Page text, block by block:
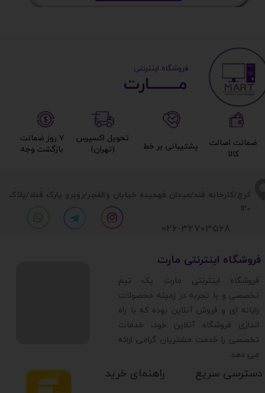
​​کرج/کارخانه قند/میدان فهمیده خیابان والفجر/روبرو پارک قناد/پلاک
120
دسترسی سریع راهنمای خرید
​فروشگاه اینترنتی مارت
​فروشگاه اینترنتی مارت یک تیم
تخصصی و با تجربه در زمینه محصولات
رایانه ای و فروش آنلاین بوده که با راه
اندازی فروشگاه آنلاین خود، خدمات
تخصصی را خدمت مشتریان گرامی ارائه
می دهد.
026-32703568
مــــــــارت​​​​​​
​ ​فروشگاه اینترنتی
۷ روز ضمانت
بازگشت وجه​​​​​​​
تحویل اکسپرس
(تهران)​​​​​​​
پشتیبانی بر خط​​​​​​​
ضمانت اصالت
کالا​​​​​​​